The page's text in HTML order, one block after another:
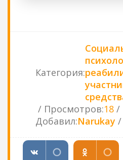
Категория:
Просмотров:18
Добавил:Narukay